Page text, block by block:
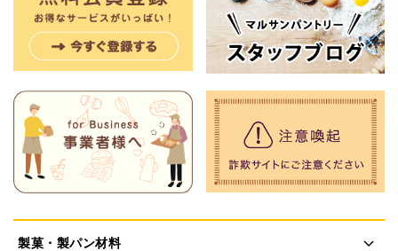
製菓・製パン材料